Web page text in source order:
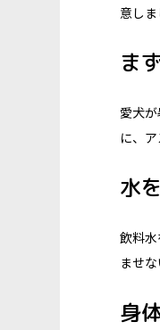
意し
ま
愛犬
に、
水
飲料
ませな
身